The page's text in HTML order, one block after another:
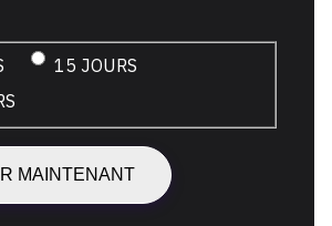
+
FB
d'arts et de collectionneurs. En
, vous assurez la
15 JOURS